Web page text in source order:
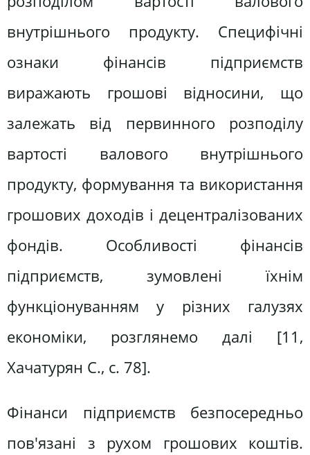
внутрішнього продукту. Специфічні
ознаки фінансів підприємств
виражають грошові відносини, що
залежать від первинного розподілу
вартості валового внутрішнього
продукту, формування та використання
грошових доходів і децентралізованих
фондів. Особливості фінансів
підприємств, зумовлені їхнім
функціонуванням у різних галузях
економіки, розглянемо далі [11,
Хачатурян С., c. 78].
Фінанси підприємств безпосередньо
пов'язані з рухом грошових коштів.